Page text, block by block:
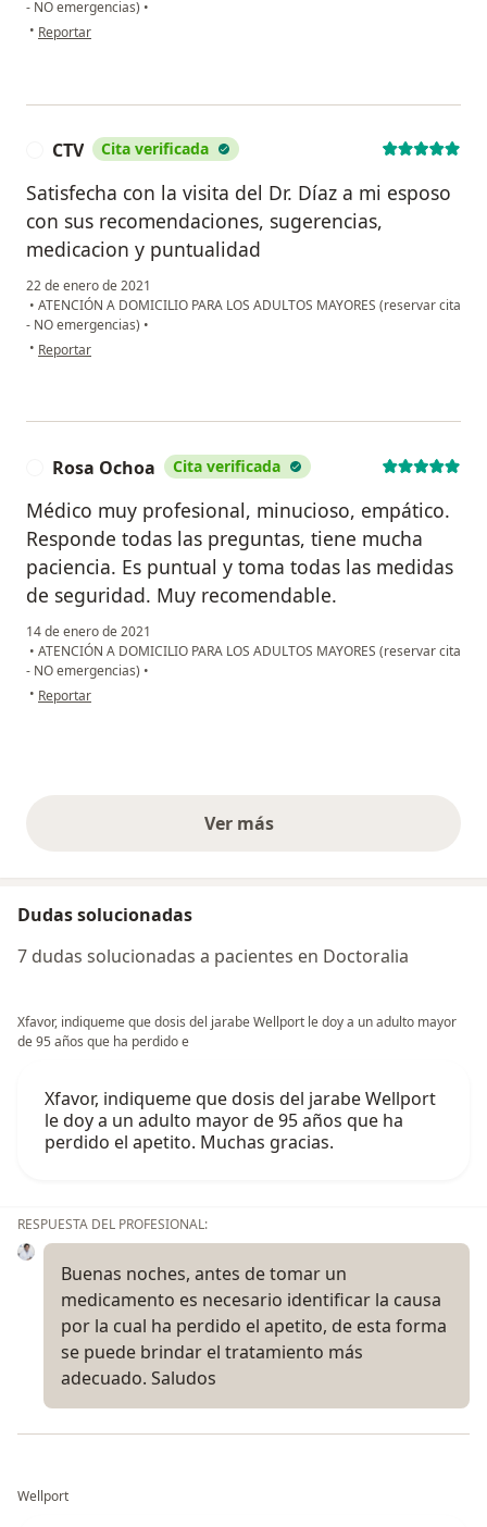
- NO emergencias) •
• en opinión del usuario Olga Perea
Reportar
CTV Cita verificada
Satisfecha con la visita del Dr. Díaz a mi esposo
con sus recomendaciones, sugerencias,
medicacion y puntualidad
22 de enero de 2021
• ATENCIÓN A DOMICILIO PARA LOS ADULTOS MAYORES (reservar cita
- NO emergencias) •
• en opinión del usuario CTV
Reportar
Rosa Ochoa Cita verificada
Médico muy profesional, minucioso, empático.
Responde todas las preguntas, tiene mucha
paciencia. Es puntual y toma todas las medidas
de seguridad. Muy recomendable.
14 de enero de 2021
• ATENCIÓN A DOMICILIO PARA LOS ADULTOS MAYORES (reservar cita
- NO emergencias) •
• en opinión del usuario Rosa Ochoa
Reportar
Ver másopiniones anteriores
Dudas solucionadas
7 dudas solucionadas a pacientes en Doctoralia
Xfavor, indiqueme que dosis del jarabe Wellport le doy a un adulto mayor
de 95 años que ha perdido e
Xfavor, indiqueme que dosis del jarabe Wellport
le doy a un adulto mayor de 95 años que ha
perdido el apetito. Muchas gracias.
RESPUESTA DEL PROFESIONAL:
Buenas noches, antes de tomar un
medicamento es necesario identificar la causa
por la cual ha perdido el apetito, de esta forma
se puede brindar el tratamiento más
adecuado. Saludos
Wellport